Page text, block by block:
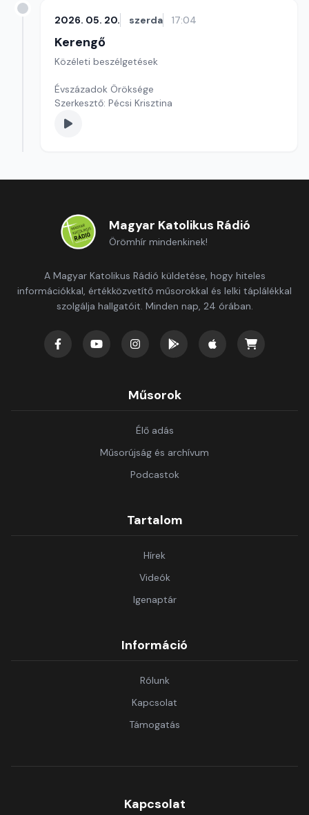
2026. 05. 20. szerda 17:04
Kerengő
Közéleti beszélgetések
Évszázadok Öröksége
Szerkesztő: Pécsi Krisztina
Magyar Katolikus Rádió
Örömhír mindenkinek!
A Magyar Katolikus Rádió küldetése, hogy hiteles
információkkal, értékközvetítő műsorokkal és lelki táplálékkal
szolgálja hallgatóit. Minden nap, 24 órában.
Műsorok
Élő adás
Műsorújság és archívum
Podcastok
Tartalom
Hírek
Videók
Igenaptár
Információ
Rólunk
Kapcsolat
Támogatás
Kapcsolat